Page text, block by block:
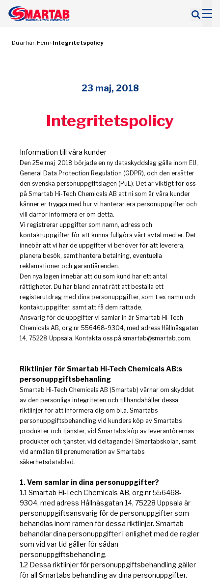
Sök
Du är här: Hem › Integritetspolicy
23 maj, 2018
Integritetspolicy
Information till våra kunder
Den 25e maj 2018 började en ny dataskyddslag gälla inom EU,
General Data Protection Regulation (GDPR), och den ersätter
den svenska personuppgiftslagen (PuL). Det är viktigt för oss
på Smartab Hi-Tech Chemicals AB att ni som är våra kunder
känner er trygga med hur vi hanterar era personuppgifter och
vill därför informera er om detta.
Vi registrerar uppgifter som namn, adress och
kontaktuppgifter för att kunna fullgöra vårt avtal med er. Det
innebär att vi har de uppgifter vi behöver för att leverera,
planera besök, samt hantera betalning, eventuella
reklamationer och garantiärenden.
Den nya lagen innebär att du som kund har ett antal
rättigheter. Du har bland annat rätt att beställa ett
registerutdrag med dina personuppgifter, som t ex namn och
kontaktuppgifter, samt att få dem rättade.
Ansvarig för de uppgifter vi samlar in är Smartab Hi-Tech
Chemicals AB, org.nr 556468-9304, med adress Hållnäsgatan
14, 75228 Uppsala. Kontakta oss på smartab@smartab.com.
Riktlinjer för Smartab Hi-Tech Chemicals AB:s
personuppgiftsbehanling
Smartab Hi-Tech Chemicals AB (Smartab) värnar om skyddet
av den personliga integriteten och tillhandahåller dessa
riktlinjer för att informera dig om bl.a. Smartabs
personuppgiftsbehandling vid kunders köp av Smartabs
produkter och tjänster, vid Smartabs köp av leverantörernas
produkter och tjänster, vid deltagande i Smartabskolan, samt
vid anmälan till prenumeration av Smartabs
säkerhetsdatablad.
1. Vem samlar in dina personuppgifter?
1.1 Smartab Hi-Tech Chemicals AB, org.nr 556468-
9304, med adress Hållnäsgatan 14, 75228 Uppsala är
personuppgiftsansvarig för de personuppgifter som
behandlas inom ramen för dessa riktlinjer. Smartab
behandlar dina personuppgifter i enlighet med de regler
som vid var tid gäller för sådan
personuppgiftsbehandling.
1.2 Dessa riktlinjer för personuppgiftsbehandling gäller
för all Smartabs behandling av dina personuppgifter.